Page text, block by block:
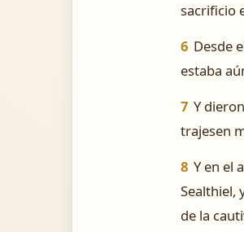
sacrificio
6 Desde
estaba
7 Y
trajesen
8 Y en el
Sealthiel,
de la